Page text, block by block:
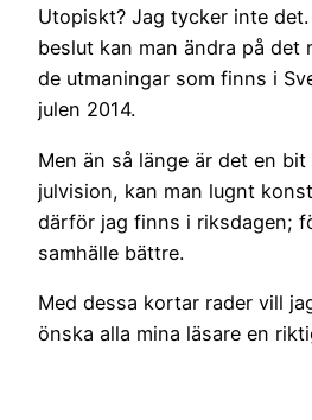
Utopiskt? Jag tycker inte
beslut kan man ändra på det
de utmaningar som finns i
julen 2014.
Men än så länge är det en
julvision, kan man lugnt
därför jag finns i riksdagen;
samhälle bättre.
Med dessa kortar rader vill
önska alla mina läsare en